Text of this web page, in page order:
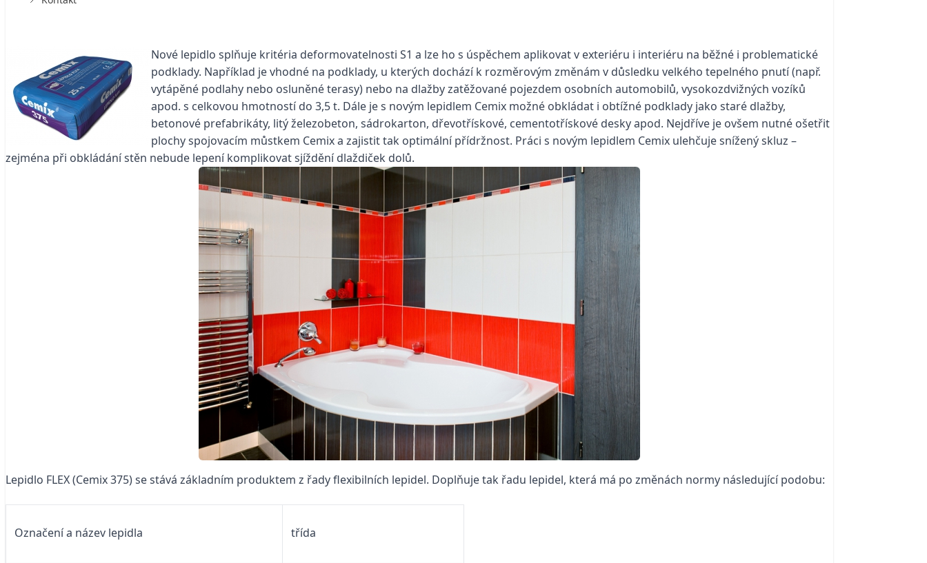
Nové lepidlo splňuje kritéria deformovatelnosti S1 a lze ho s úspěchem aplikovat v exteriéru i interiéru na běžné i problematické
podklady. Například je vhodné na podklady, u kterých dochází k rozměrovým změnám v důsledku velkého tepelného pnutí (např.
vytápěné podlahy nebo osluněné terasy) nebo na dlažby zatěžované pojezdem osobních automobilů, vysokozdvižných vozíků
apod. s celkovou hmotností do 3,5 t. Dále je s novým lepidlem Cemix možné obkládat i obtížné podklady jako staré dlažby,
betonové prefabrikáty, litý železobeton, sádrokarton, dřevotřískové, cementotřískové desky apod. Nejdříve je ovšem nutné ošetřit
plochy spojovacím můstkem Cemix a zajistit tak optimální přídržnost. Práci s novým lepidlem Cemix ulehčuje snížený skluz –
zejména při obkládání stěn nebude lepení komplikovat sjíždění dlaždiček dolů.
Lepidlo FLEX (Cemix 375) se stává základním produktem z řady flexibilních lepidel. Doplňuje tak řadu lepidel, která má po změnách normy následující podobu:
Označení a název lepidla třída